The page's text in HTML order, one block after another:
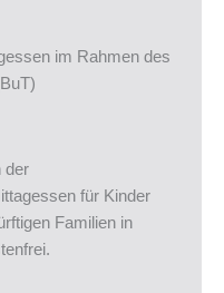
im Rahmen des
der
für Kinder
Familien in